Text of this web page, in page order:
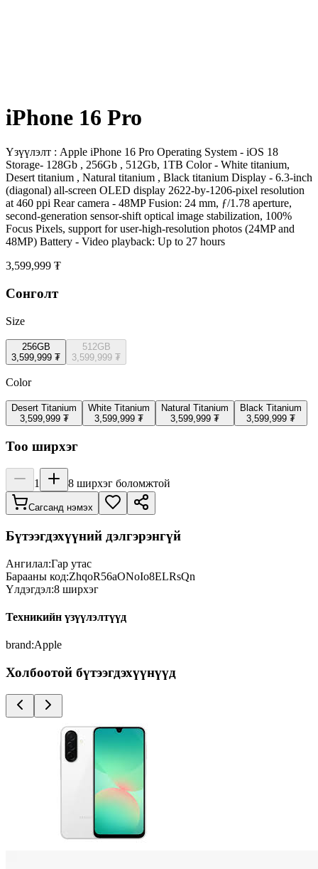
iPhone 16 Pro
Үзүүлэлт : Apple iPhone 16 Pro Operating System - iOS 18
Storage- 128Gb , 256Gb , 512Gb, 1TB Color - White titanium,
Desert titanium , Natural titanium , Black titanium Display - 6.3‑inch
(diagonal) all‑screen OLED display 2622‑by‑1206-pixel resolution
at 460 ppi Rear camera - 48MP Fusion: 24 mm, ƒ/1.78 aperture,
second‑generation sensor‑shift optical image stabilization, 100%
Focus Pixels, support for user‑high‑resolution photos (24MP and
48MP) Battery - Video playback: Up to 27 hours
3,599,999 ₮
Сонголт
Size
256GB
3,599,999 ₮
512GB
3,599,999 ₮
Color
Desert Titanium
3,599,999 ₮
White Titanium
3,599,999 ₮
Natural Titanium
3,599,999 ₮
Black Titanium
3,599,999 ₮
Тоо ширхэг
1 8 ширхэг боломжтой
Сагсанд нэмэх
Бүтээгдэхүүний дэлгэрэнгүй
Ангилал:Гар утас
Барааны код:ZhqoR56aONoIo8ELRsQn
Үлдэгдэл:8 ширхэг
Техникийн үзүүлэлтүүд
brand:Apple
Холбоотой бүтээгдэхүүнүүд